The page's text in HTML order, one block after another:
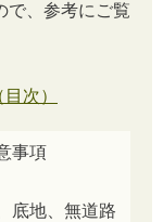
で、参考にご覧
次）
事項
底地、無道路